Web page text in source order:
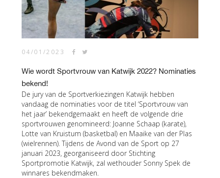
04/01/2023
Wie wordt Sportvrouw van Katwijk 2022? Nominaties
bekend!
De jury van de Sportverkiezingen Katwijk hebben
vandaag de nominaties voor de titel ‘Sportvrouw van
het jaar’ bekendgemaakt en heeft de volgende drie
sportvrouwen genomineerd: Joanne Schaap (karate),
Lotte van Kruistum (basketbal) en Maaike van der Plas
(wielrennen). Tijdens de Avond van de Sport op 27
januari 2023, georganiseerd door Stichting
Sportpromotie Katwijk, zal wethouder Sonny Spek de
winnares bekendmaken.